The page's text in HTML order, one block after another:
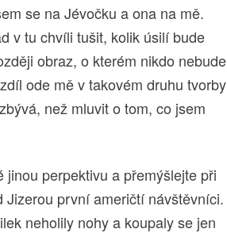
se na Jévočku a ona na mě.
v tu chvíli tušit, kolik úsilí bude
obraz, o kterém nikdo nebude
ode mě v takovém druhu tvorby
než mluvit o tom, co jsem
perpektivu a přemýšlejte při
první američtí návštěvníci.
neholily nohy a koupaly se jen